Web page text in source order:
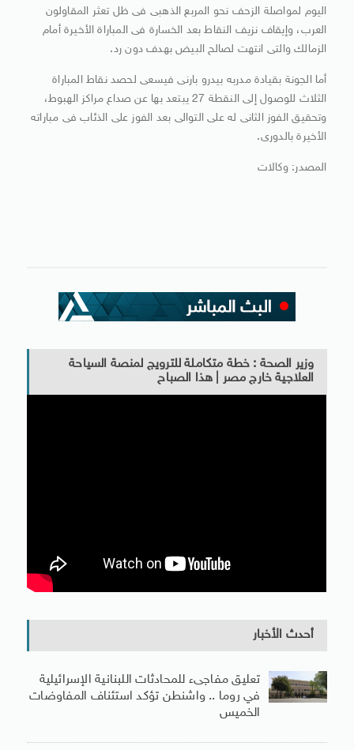
اليوم لمواصلة الزحف نحو المربع الذهبى فى ظل تعثر المقاولون
العرب، وإيقاف نزيف النقاط بعد الخسارة فى المباراة الأخيرة أمام
الزمالك والتى انتهت لصالح البيض بهدف دون رد.
أما الجونة بقيادة مدربه بيدرو بارنى فيسعى لحصد نقاط المباراة
الثلاث للوصول إلى النقطة 27 يبتعد بها عن صداع مراكز الهبوط،
وتحقيق الفوز الثانى له على التوالى بعد الفوز على الذئاب فى مباراته
الأخيرة بالدورى.
المصدر: وكالات
وزير الصحة : خطة متكاملة للترويج لمنصة السياحة
العلاجية خارج مصر | هذا الصباح
أحدث الأخبار
تعليق مفاجىء للمحادثات اللبنانية الإسرائيلية
في روما .. واشنطن تؤكد استئناف المفاوضات
الخميس